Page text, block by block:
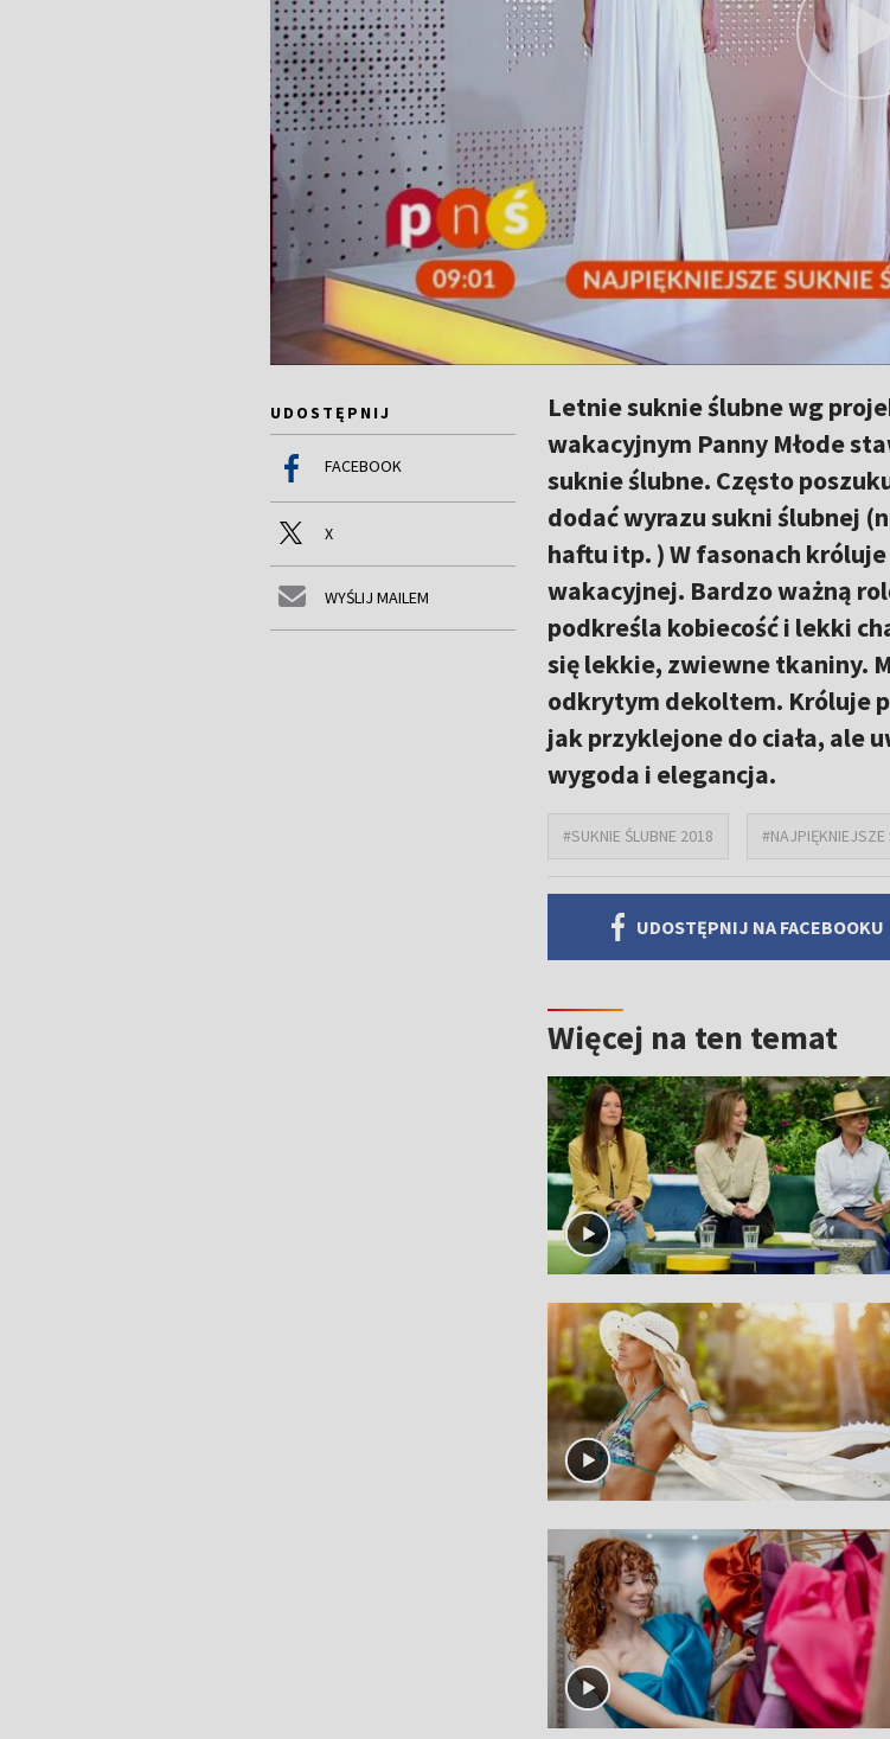
UDOSTĘPNIJ
FACEBOOK
X
WYŚLIJ MAILEM
Letnie suknie ślubne wg
wakacyjnym Panny Młode
suknie ślubne. Często
dodać wyrazu sukni ślubnej
haftu itp. ) W fasonach
wakacyjnej. Bardzo ważną
podkreśla kobiecość i lekki
się lekkie, zwiewne tkaniny.
odkrytym dekoltem. Króluje
jak przyklejone do ciała, ale
wygoda i elegancja.
#SUKNIE ŚLUBNE 2018 #NAJPIĘKNIEJSZE
UDOSTĘPNIJ NA FACEBOOKU
Więcej na ten temat